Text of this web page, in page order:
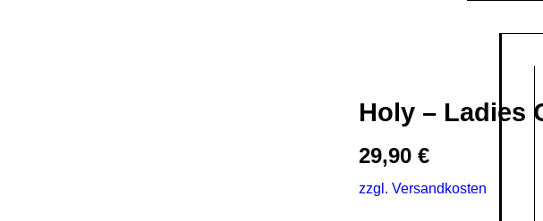
Holy – Ladies
29,90 €
zzgl. Versandkosten